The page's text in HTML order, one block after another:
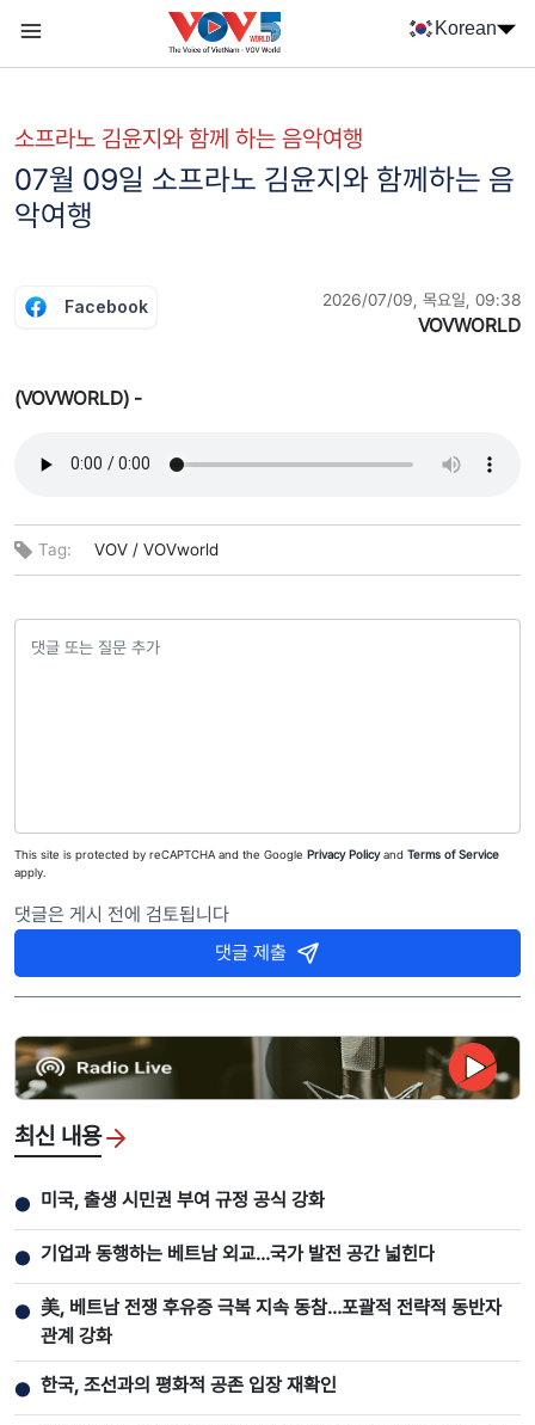
Korean
소프라노 김윤지와 함께 하는 음악여행
07월 09일 소프라노 김윤지와 함께하는 음
악여행
Facebook 2026/07/09, 목요일, 09:38
VOVWORLD
(VOVWORLD) -
Tag: VOV / VOVworld
This site is protected by reCAPTCHA and the Google Privacy Policyand Terms of Service
apply.
댓글은 게시 전에 검토됩니다
댓글 제출
최신 내용
● 미국, 출생 시민권 부여 규정 공식 강화
● 기업과 동행하는 베트남 외교…국가 발전 공간 넓힌다
● 美, 베트남 전쟁 후유증 극복 지속 동참…포괄적 전략적 동반자
관계 강화
● 한국, 조선과의 평화적 공존 입장 재확인